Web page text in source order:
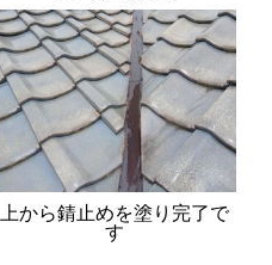
上から錆止めを塗り完了で
す